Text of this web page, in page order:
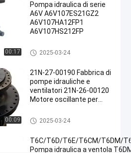
00:17
Pompa idraulica di serie
A6V A6V107ES21GZ2
A6V107HA12FP1
A6V107HS212FP
Motore idraulico
2025-03-24
00:09
21N-27-00190 Fabbrica di
pompe idrauliche e
ventilatori 21N-26-00120
Motore oscillante per
Motore idraulico
2025-03-24
T6C/T6D/T6E/T6CM/T6DM/
Pompa idraulica a ventola